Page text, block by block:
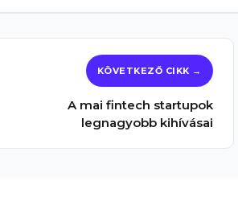
A mai fintech startupok
legnagyobb kihívásai